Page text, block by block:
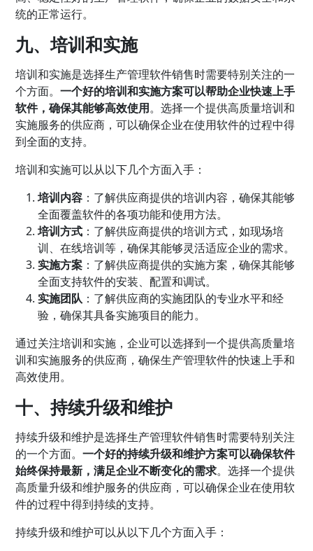
统的正常运行。
九、培训和实施
培训和实施是选择生产管理软件销售时需要特别关注的一
个方面。一个好的培训和实施方案可以帮助企业快速上手
软件，确保其能够高效使用。选择一个提供高质量培训和
实施服务的供应商，可以确保企业在使用软件的过程中得
到全面的支持。
培训和实施可以从以下几个方面入手：
培训内容 ：了解供应商提供的培训内容，确保其能够
全面覆盖软件的各项功能和使用方法。
培训方式 ：了解供应商提供的培训方式，如现场培
训、在线培训等，确保其能够灵活适应企业的需求。
实施方案 ：了解供应商提供的实施方案，确保其能够
全面支持软件的安装、配置和调试。
实施团队 ：了解供应商的实施团队的专业水平和经
验，确保其具备实施项目的能力。
通过关注培训和实施，企业可以选择到一个提供高质量培
训和实施服务的供应商，确保生产管理软件的快速上手和
高效使用。
十、持续升级和维护
持续升级和维护是选择生产管理软件销售时需要特别关注
的一个方面。一个好的持续升级和维护方案可以确保软件
始终保持最新，满足企业不断变化的需求。选择一个提供
高质量升级和维护服务的供应商，可以确保企业在使用软
件的过程中得到持续的支持。
持续升级和维护可以从以下几个方面入手：